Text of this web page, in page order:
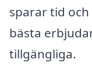
sparar tid
bästa
tillgängliga.